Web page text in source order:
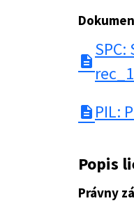
description
description PIL:
Popis
Právny